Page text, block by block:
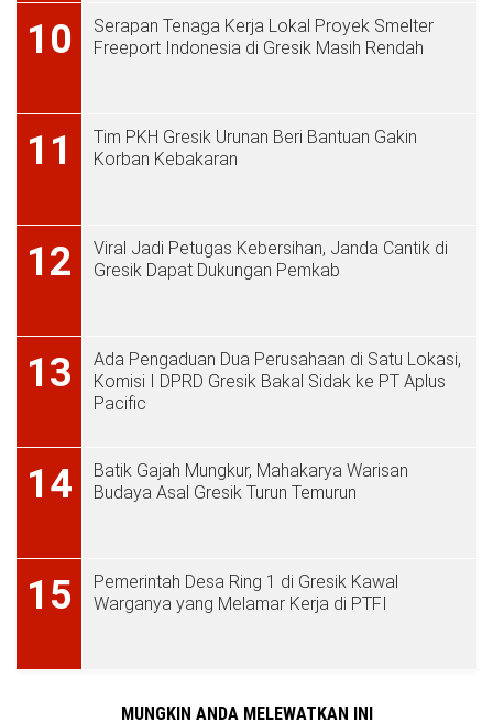
10
Serapan Tenaga Kerja Lokal Proyek Smelter
Freeport Indonesia di Gresik Masih Rendah
11
Tim PKH Gresik Urunan Beri Bantuan Gakin
Korban Kebakaran
12
Viral Jadi Petugas Kebersihan, Janda Cantik di
Gresik Dapat Dukungan Pemkab
13
Ada Pengaduan Dua Perusahaan di Satu Lokasi,
Komisi I DPRD Gresik Bakal Sidak ke PT Aplus
Pacific
14
Batik Gajah Mungkur, Mahakarya Warisan
Budaya Asal Gresik Turun Temurun
15
Pemerintah Desa Ring 1 di Gresik Kawal
Warganya yang Melamar Kerja di PTFI
MUNGKIN ANDA MELEWATKAN INI